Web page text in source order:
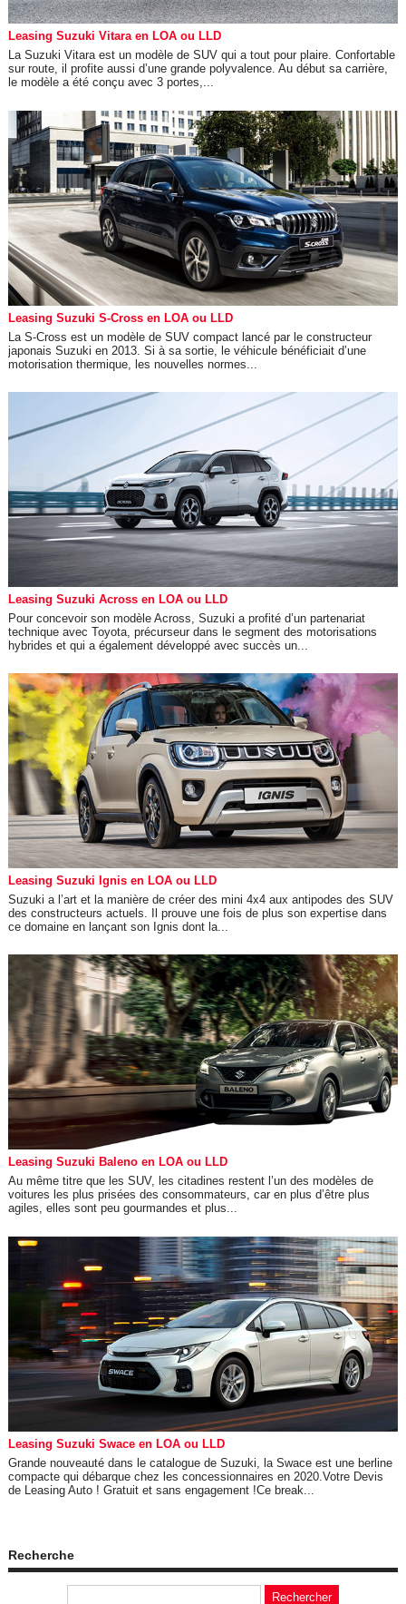
Leasing Suzuki Vitara en LOA ou LLD
La Suzuki Vitara est un modèle de SUV qui a tout pour plaire. Confortable
sur route, il profite aussi d’une grande polyvalence. Au début sa carrière,
le modèle a été conçu avec 3 portes,...
Leasing Suzuki S-Cross en LOA ou LLD
La S-Cross est un modèle de SUV compact lancé par le constructeur
japonais Suzuki en 2013. Si à sa sortie, le véhicule bénéficiait d’une
motorisation thermique, les nouvelles normes...
Leasing Suzuki Across en LOA ou LLD
Pour concevoir son modèle Across, Suzuki a profité d’un partenariat
technique avec Toyota, précurseur dans le segment des motorisations
hybrides et qui a également développé avec succès un...
Leasing Suzuki Ignis en LOA ou LLD
Suzuki a l’art et la manière de créer des mini 4x4 aux antipodes des SUV
des constructeurs actuels. Il prouve une fois de plus son expertise dans
ce domaine en lançant son Ignis dont la...
Leasing Suzuki Baleno en LOA ou LLD
Au même titre que les SUV, les citadines restent l’un des modèles de
voitures les plus prisées des consommateurs, car en plus d’être plus
agiles, elles sont peu gourmandes et plus...
Leasing Suzuki Swace en LOA ou LLD
Grande nouveauté dans le catalogue de Suzuki, la Swace est une berline
compacte qui débarque chez les concessionnaires en 2020.Votre Devis
de Leasing Auto ! Gratuit et sans engagement !Ce break...
Recherche